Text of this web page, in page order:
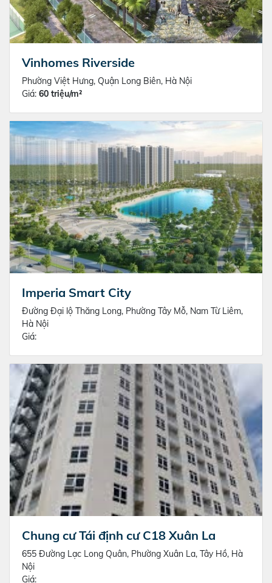
Vinhomes Riverside
Phường Việt Hưng, Quận Long Biên, Hà Nội
Giá: 60 triệu/m²
Imperia Smart City
Đường Đại lộ Thăng Long, Phường Tây Mỗ, Nam Từ Liêm,
Hà Nội
Giá:
Chung cư Tái định cư C18 Xuân La
655 Đường Lạc Long Quân, Phường Xuân La, Tây Hồ, Hà
Nội
Giá: